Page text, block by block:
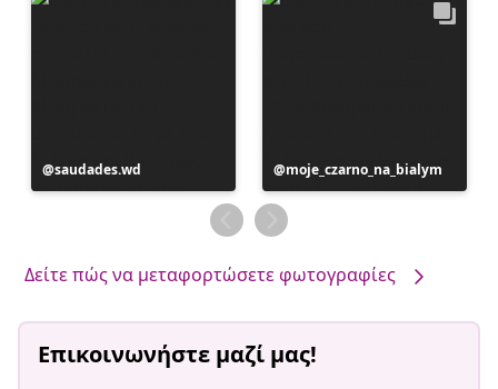
Η
ανάρτηση
saudades.wd
Η
ανάρτηση
δημοσιεύθηκε
από
moje_czarno_na_bialym
Δείτε πώς να μεταφορτώσετε φωτογραφίες
Επικοινωνήστε μαζί μας!